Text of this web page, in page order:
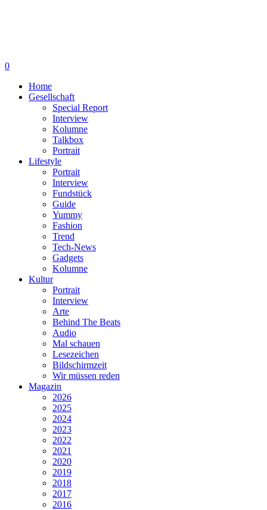
0
Home
Gesellschaft
Special Report
Interview
Kolumne
Talkbox
Portrait
Lifestyle
Portrait
Interview
Fundstück
Guide
Yummy
Fashion
Trend
Tech-News
Gadgets
Kolumne
Kultur
Portrait
Interview
Arte
Behind The Beats
Audio
Mal schauen
Lesezeichen
Bildschirmzeit
Wir müssen reden
Magazin
2026
2025
2024
2023
2022
2021
2020
2019
2018
2017
2016